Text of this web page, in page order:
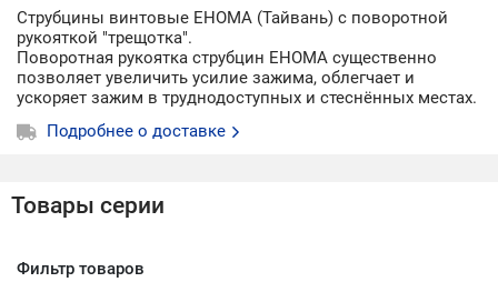
Струбцины винтовые EHOMA (Тайвань) с поворотной
рукояткой "трещотка".
Поворотная рукоятка струбцин EHOMA существенно
позволяет увеличить усилие зажима, облегчает и
ускоряет зажим в труднодоступных и стеснённых местах.
Подробнее о доставке
Товары серии
Фильтр товаров